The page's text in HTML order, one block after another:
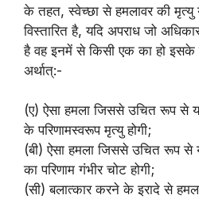
के तहत, स्वेच्छा से हमलावर की
विस्तारित है, यदि अपराध जो
है वह इनमें से किसी एक का हो इसके
अर्थात्:-
(ए) ऐसा हमला जिससे उचित रूप से
के परिणामस्वरूप मृत्यु होगी;
(बी) ऐसा हमला जिससे उचित रूप
का परिणाम गंभीर चोट होगी;
(सी) बलात्कार करने के इरादे से